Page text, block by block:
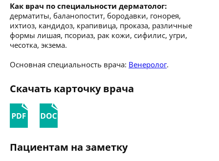
Как врач по специальности дерматолог:
дерматиты, баланопостит, бородавки, гонорея,
ихтиоз, кандидоз, крапивица, проказа, различные
формы лишая, псориаз, рак кожи, сифилис, угри,
чесотка, экзема.
Основная специальность врача: Венеролог.
Скачать карточку врача
Пациентам на заметку